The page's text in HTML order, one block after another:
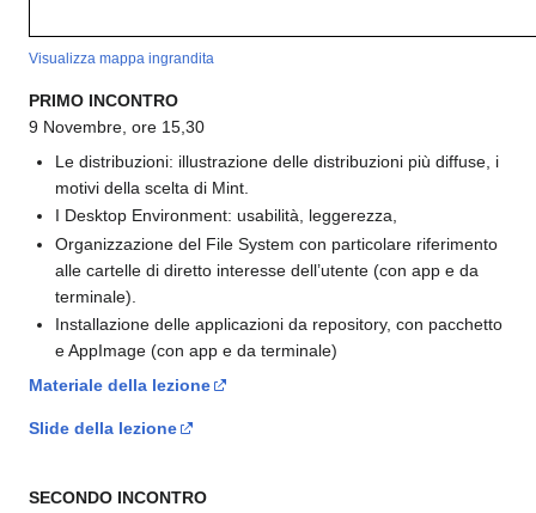
Visualizza mappa ingrandita
PRIMO INCONTRO
9 Novembre, ore 15,30
Le distribuzioni: illustrazione delle distribuzioni più diffuse, i
motivi della scelta di Mint.
I Desktop Environment: usabilità, leggerezza,
Organizzazione del File System con particolare riferimento
alle cartelle di diretto interesse dell’utente (con app e da
terminale).
Installazione delle applicazioni da repository, con pacchetto
e AppImage (con app e da terminale)
Materiale della lezione
Slide della lezione
SECONDO INCONTRO